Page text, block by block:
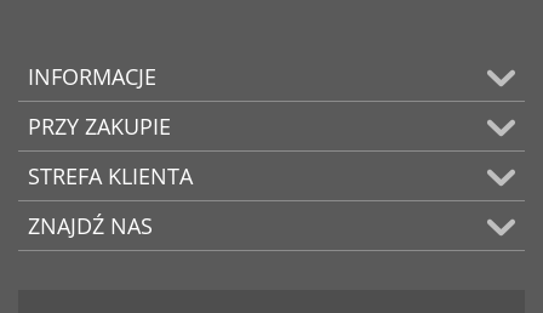
INFORMACJE
PRZY ZAKUPIE
STREFA KLIENTA
ZNAJDŹ NAS